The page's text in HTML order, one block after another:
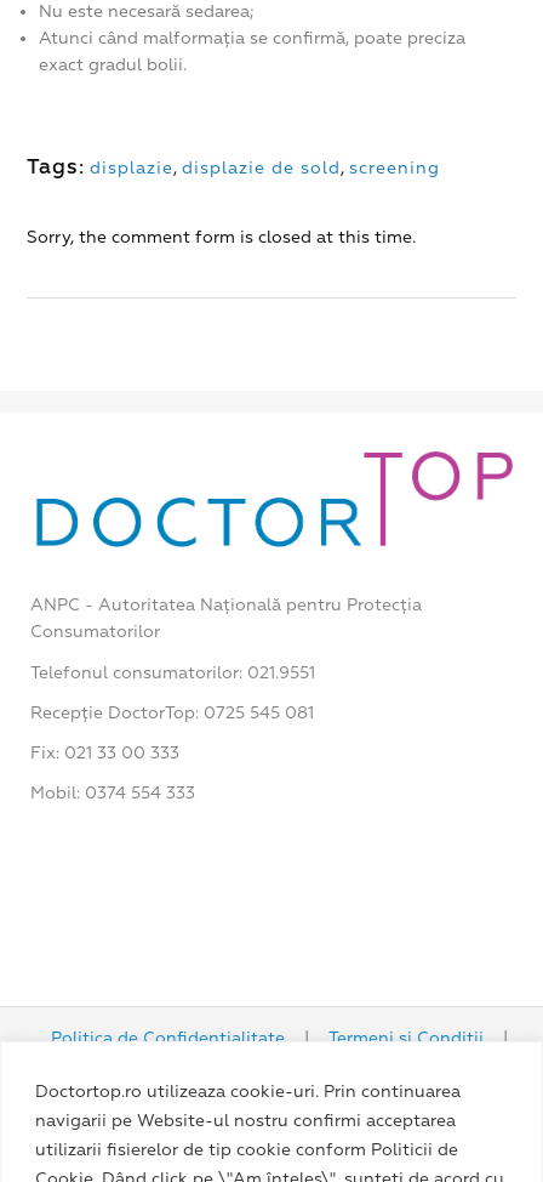
Doctortop.ro utilizeaza cookie-uri. Prin continuarea
navigarii pe Website-ul nostru confirmi acceptarea
utilizarii fisierelor de tip cookie conform Politicii de
Nu este necesară sedarea;
Atunci când malformația se confirmă, poate preciza
exact gradul bolii.
Tags: displazie,displazie de sold,screening
Sorry, the comment form is closed at this time.
ANPC - Autoritatea Națională pentru Protecția
Consumatorilor
Telefonul consumatorilor: 021.9551
Recepție DoctorTop: 0725 545 081
Fix: 021 33 00 333
Mobil: 0374 554 333
Politica de Confidențialitate | Termeni și Condiții
|